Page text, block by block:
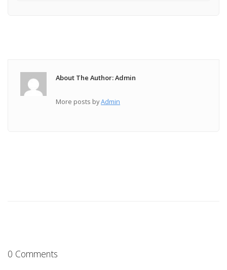
About The Author: Admin
More posts byAdmin
0 Comments